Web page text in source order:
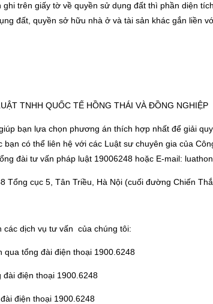
trên giấy tờ về quyền sử dụng đất thì phần diện
đất, quyền sở hữu nhà ở và tài sản khác gắn liền
TNHH QUỐC TẾ HỒNG THÁI VÀ ĐỒNG NGHIỆP
bạn lựa chọn phương án thích hợp nhất để giải
có thể liên hệ với các Luật sư chuyên gia của
đài tư vấn pháp luật 19006248 hoặc E-mail:
Tổng cục 5, Tân Triều, Hà Nội (cuối đường Chiến
các dịch vụ tư vấn của chúng tôi:
tổng đài điện thoại 1900.6248
điện thoại 1900.6248
điện thoại 1900.6248